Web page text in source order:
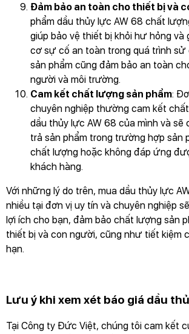
Đảm bảo an toàn cho thiết bị và
phẩm dầu thủy lực AW 68 chất
giúp bảo vệ thiết bị khỏi hư hỏng và
cơ sự cố an toàn trong quá trình sử
sản phẩm cũng đảm bảo an toàn
người và môi trường.
Cam kết chất lượng sản phẩm:
chuyên nghiệp thường cam kết
dầu thủy lực AW 68 của mình và sẽ
trả sản phẩm trong trường hợp sản
chất lượng hoặc không đáp ứng
khách hàng.
Với những lý do trên, mua dầu thủy lực
nhiều tại đơn vị uy tín và chuyên nghiệp
lợi ích cho bạn, đảm bảo chất lượng sản
thiết bị và con người, cũng như tiết kiệm
hạn.
Lưu ý khi xem xét báo giá dầu
Tại Công ty Đức Việt, chúng tôi cam kết